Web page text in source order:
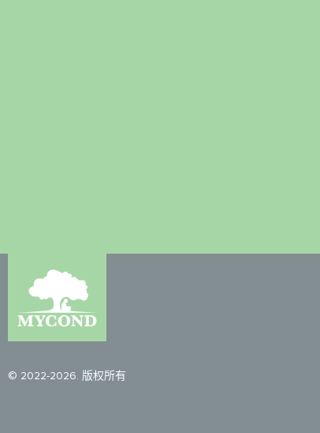
© 2022-2026. 版权所有